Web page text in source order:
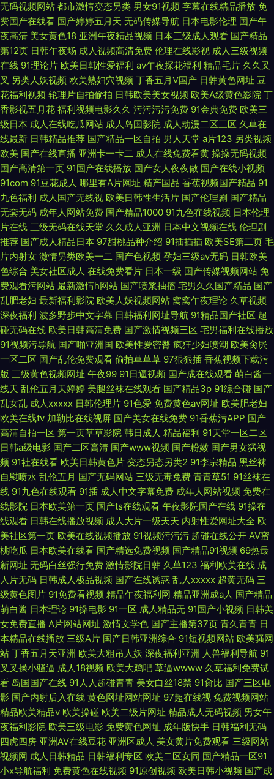
无码视频网站 都市激情变态另类 男女91视频 字幕在线精品播放 免
费国产在线看 国产婷婷五月天 无码传媒导航 日本电影伦理 国产午
夜高清 美女黄色18 亚洲午夜精品视频 日本三级成人观看 国产精品
第12页 日韩午夜场 成人视频高清免费 伦理在线影视 成人三级视频
在线 91理论片 欧美日韩性爱福利 av午夜探花福利 精品毛片 久久叉
叉 另类人妖视频 欧美熟妇穴视频 丁香五月V国产 日韩黄色网址 豆
花福利视频 轮理片自拍偷拍 日韩欧美美女视频 欧美A级黄色影院 丁
香影视五月花 福利视频电影久久 污污污污免费 91金典免费 欧美三
级日本 成人在线吃瓜网站 成人岛国影院 成人动漫二区三区 久草在
线最新 日韩精品推荐 国产精品一区自拍 男人天堂 a片123 另类视频
欧美 国产在线直播 亚洲卡一卡二 成人在线免费看黄 操操无码视频
国产高清第一页 91国产在线播放 国产女人夜夜做 国产在线小视频
91com 91豆花成人 哪里有A片网址 精产国品 香蕉视频国产精品 91
九色福利 成人国产无线视 欧美日韩性生活片 国产伦理剧 国产精品
无套无码 成年人网站免费 国产精品1000 91九色在线视频 日本伦理
片在线 三级无码在线天堂 久久成人亚洲 日本中文视频在线 伦理剧
推荐 国产成人精品日本 97甜桃品种介绍 91插插插 欧美SE第二页 毛
片内射女 激情另类欧美一二 国产色视频 孕妇三级av无码 日韩欧美
色综合 美女社区成人 在线免费看片 日本一级 国产传媒视频网站 免
费观看污网站 最新激情h网站 国产喷浆抽搐 宅男久久国产精品 国产
乱肥老妇 最新福利影院 欧美人妖视频网站 窝窝午夜理论 久草视频
深夜福利 波多野步中文字幕 日韩福利网址导航 91精品国产社区 超
碰无码在线 欧美日韩高清免费 国产激情视频三区 宅男福利在线播放
91视频污导航 国产啪亚洲国 欧美性爱密臀 疯狂少妇喷潮 欧美肏屄
一区二区 国产乱伦免费观看 偷拍草草草 97狠狠插 香蕉视频下载污
版 三级黄色视频网址 午夜99 91日逼视频 国产成在线观看 萌白酱一
线天 乱伦五月天婷婷 美腿丝袜在线观看 国产精品3p 91综合碰 国产
乱女乱 成人xxxxx 日韩伦理片 91色爱 免费黄色av网址 欧美肥老妇
欧美在线tv 加勒比在线视屏 国产美女在线免费 91香蕉污APP 国产
高清自拍一区 第一页草草影院 韩日成人 精品福利 91天堂一区二区
日韩a级电影 国产二区高清 国产www视频 国产粉嫩 国产男女猛视
频 91社在线看 欧美日韩黄色片 变态另态另类2 91李宗精品 黑丝袜
自慰喷水 乱伦五月 国产无码网站 三级无毒免费 青青草51 91丝袜在
线 91九色在线观看 91插 成人中文字幕免费 成年人网站视频 免费在
线影院 日本欧美第一页 国产ts在线观看 午夜影院国产在线 91操在
线观看 日韩在线播放视频 成人大片一级天天 内射性爱网址大全 欧
美社区第一页 欧美在线视频播放 91视频污污污 超碰在线公开 AV蜜
桃吃瓜 日本欧美在线看 国产精选免费视频 国产精品91视频 69热最
新网址 无码白丝强行免费 激情影院日韩 久草123 福利欧美在线 成
人片无码 日韩成人极品视频 国产在线诱惑 乱人xxxxx 超黄无码 三
级黄色图片 91免费看视频 精品午夜福利网 精品亚洲成a人 国产精品
萌白酱 日本理论 91操电影 91一区 成人精品无 91国产小视频 日韩美
女免费直播 A片网站网址 激情文学色 国产主播第37页 青久青青 日
本精品在线播放 三级A片 国产日韩亚洲综合 91短视频网站 欧美骚网
站 丁香五月天亚洲 欧美大粗吊人妖 深夜福利亚洲 人兽福利导航 91
叉叉操小骚逼 成人18视频 欧美大鸡吧 草逼wwww 久草福利免费试
看 岛国国产在线 91人人超碰青青 美女白丝18禁 91肏比 国产三区电
影 国产内射后入在线 黄色网址网站网址 97超在线视 免费视频网站
精品欧美精品v 欧美操碰 欧美二级片网址 精品成人无码视频 男女午
夜福利影院 欧美三级电影 免费黄色网址 成年版快手 日韩福利无码
四虎四房 亚洲AV在线豆花 亚洲区成人 美女黄片免费观看 三级网站
视频网 成人日韩精品 日韩福利专区 欧美二区女同 国产精品一区91
小x导航福利 免费黄色在线视频 91原创视频 欧美日韩小视频 国产成